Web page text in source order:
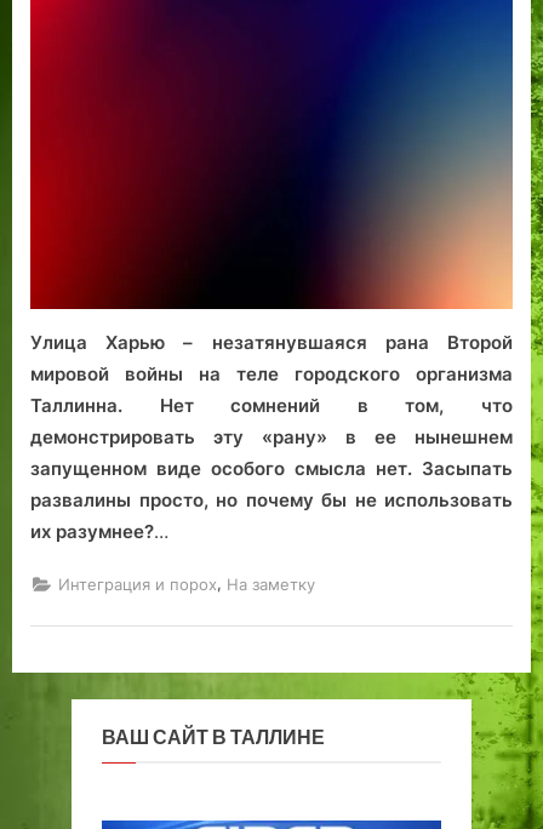
Улица Харью – незатянувшаяся рана Второй
мировой войны на теле городского организма
Таллинна. Нет сомнений в том, что
демонстрировать эту «рану» в ее нынешнем
запущенном виде особого смысла нет. Засыпать
развалины просто, но почему бы не использовать
их разумнее?…
Интеграция и порох, На заметку
ВАШ САЙТ В ТАЛЛИНЕ